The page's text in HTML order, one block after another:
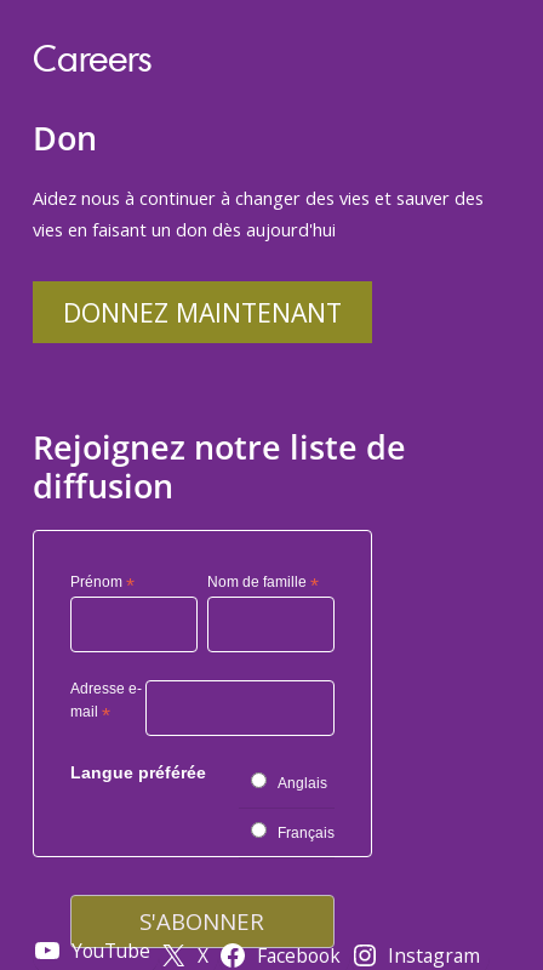
Careers
Don
Aidez nous à continuer à changer des vies et sauver des
vies en faisant un don dès aujourd'hui
DONNEZ MAINTENANT
Rejoignez notre liste de
diffusion
Prénom * Nom de famille*
Adresse e-
mail *
Langue préférée
Anglais
Français
YouTube X Facebook
Instagram